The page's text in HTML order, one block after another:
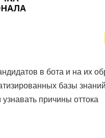
в бота и на их
базы
причины оттока